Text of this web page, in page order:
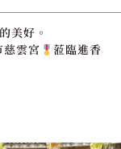
美好。
慈雲宮 蒞臨進香